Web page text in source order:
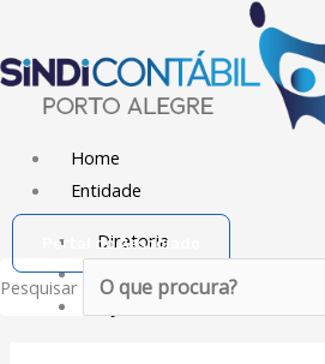
o
conteúdo
Home
Entidade
Diretoria
Sede Social
Ação Social
Portal do Associado
Pesquisar